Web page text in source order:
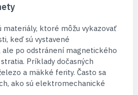
materiály, ktoré môžu vykazovať
keď sú vystavené
po odstránení magnetického
Príklady dočasných
a mäkké ferity. Často sa
ako sú elektromechanické